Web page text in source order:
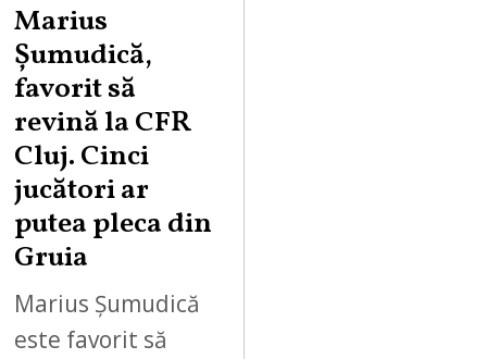
Marius
Șumudică,
favorit să
revină la CFR
Cluj. Cinci
jucători ar
putea pleca din
Gruia
Marius Șumudică
este favorit să